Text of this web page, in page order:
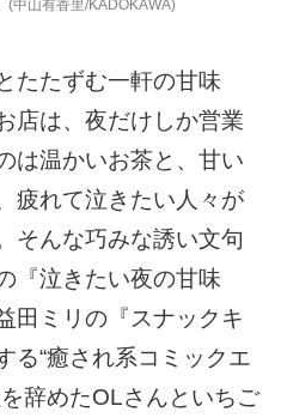
(中山有香里/KADOKAWA)
たたずむ一軒の甘味
店は、夜だけしか営業
は温かいお茶と、甘い
疲れて泣きたい人々が
んな巧みな誘い文句
『泣きたい夜の甘味
田ミリの『スナックキ
る“癒され系コミックエ
辞めたOLさんといちご